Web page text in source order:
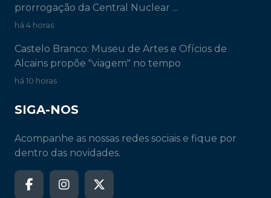
prorrogação da Central Nuclear ...
há 4 horas
Castelo Branco: Museu de Artes e Ofícios de
Alcains propõe "viagem" no tempo
há 10 horas
SIGA-NOS
Acompanhe as nossas redes sociais e fique por
dentro das novidades.